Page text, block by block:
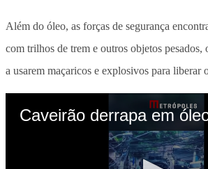
Além do óleo, as forças de segurança
com trilhos de trem e outros objetos
a usarem maçaricos e explosivos para liberar